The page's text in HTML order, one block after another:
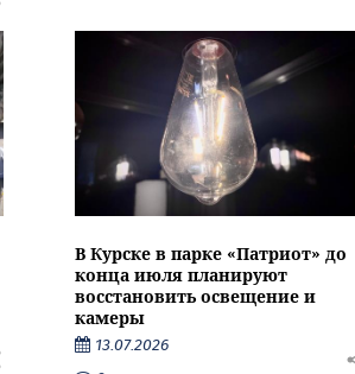
В Курске в парке «Патриот» до
конца июля планируют
восстановить освещение и
камеры
13.07.2026